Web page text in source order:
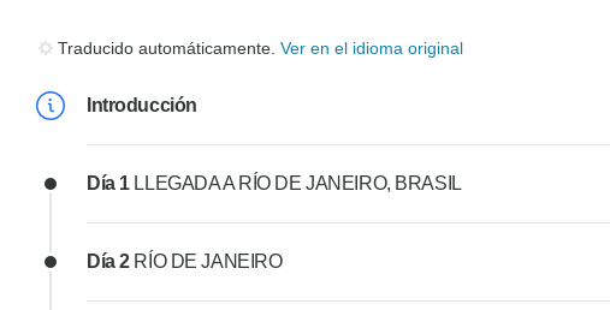
Traducido automáticamente. Ver en el idioma original
Introducción
Día 1 LLEGADA A RÍO DE JANEIRO, BRASIL
Día 2 RÍO DE JANEIRO